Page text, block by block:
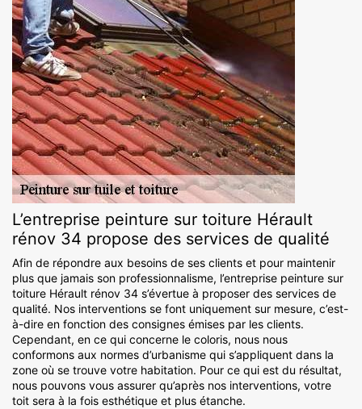
L’entreprise peinture sur toiture Hérault
rénov 34 propose des services de qualité
Afin de répondre aux besoins de ses clients et pour maintenir
plus que jamais son professionnalisme, l’entreprise peinture sur
toiture Hérault rénov 34 s’évertue à proposer des services de
qualité. Nos interventions se font uniquement sur mesure, c’est-
à-dire en fonction des consignes émises par les clients.
Cependant, en ce qui concerne le coloris, nous nous
conformons aux normes d’urbanisme qui s’appliquent dans la
zone où se trouve votre habitation. Pour ce qui est du résultat,
nous pouvons vous assurer qu’après nos interventions, votre
toit sera à la fois esthétique et plus étanche.